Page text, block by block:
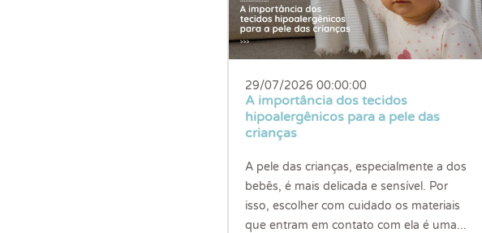
29/07/2026 00:00:00
A importância dos tecidos
hipoalergênicos para a pele das
crianças
A pele das crianças, especialmente a dos
bebês, é mais delicada e sensível. Por
isso, escolher com cuidado os materiais
que entram em contato com ela é uma...